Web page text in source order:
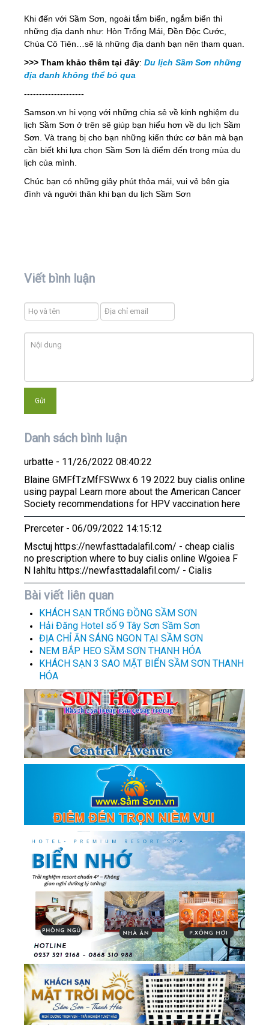
Khi đến với Sầm Sơn, ngoài tắm biển, ngắm biển thì
những địa danh như: Hòn Trống Mái, Đền Độc Cước,
Chùa Cô Tiên…sẽ là những địa danh bạn nên tham quan.
>>> Tham khảo thêm tại đây: Du lịch Sầm Sơn những
địa danh không thể bỏ qua
--------------------
Samson.vn hi vọng với những chia sẻ về kinh nghiệm du
lịch Sầm Sơn ở trên sẽ giúp bạn hiểu hơn về du lịch Sầm
Sơn. Và trang bị cho bạn những kiến thức cơ bản mà bạn
cần biết khi lựa chọn Sầm Sơn là điểm đến trong mùa du
lịch của mình.
Chúc bạn có những giây phút thỏa mái, vui vẻ bên gia
đình và người thân khi bạn du lịch Sầm Sơn
Viết bình luận
Danh sách bình luận
urbatte - 11/26/2022 08:40:22
Blaine GMFfTzMfFSWwx 6 19 2022 buy cialis online
using paypal Learn more about the American Cancer
Society recommendations for HPV vaccination here
Prerceter - 06/09/2022 14:15:12
Msctuj https://newfasttadalafil.com/ - cheap cialis
no prescription where to buy cialis online Wgoiea F
N Iahltu https://newfasttadalafil.com/ - Cialis
Bài viết liên quan
KHÁCH SẠN TRỐNG ĐỒNG SẦM SƠN
Hải Đăng Hotel số 9 Tây Sơn Sầm Sơn
ĐỊA CHỈ ĂN SÁNG NGON TẠI SẦM SƠN
NEM BẮP HEO SẦM SƠN THANH HÓA
KHÁCH SẠN 3 SAO MẶT BIỂN SẦM SƠN THANH
HÓA